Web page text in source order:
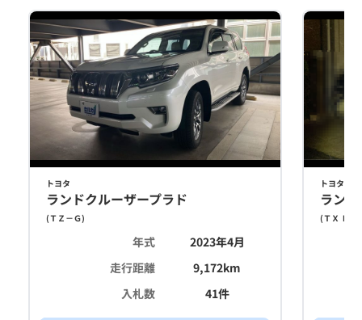
トヨタ
ランドクルーザープラド
(ＴＺ－Ｇ)
年式
2023年4月
走行距離
9,172km
入札数
41件
トヨタ
ラン
(ＴＸ Ｌパ